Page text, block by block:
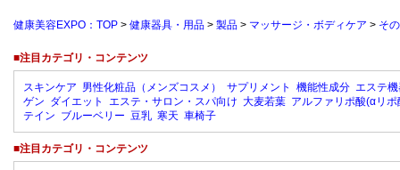
健康美容EXPO：TOP > 健康器具・用品 > 製品 > マッサージ・ボディケア > そ
■注目カテゴリ・コンテンツ
スキンケア 男性化粧品（メンズコスメ） サプリメント 機能性成分 エステ
ゲン ダイエット エステ・サロン・スパ向け 大麦若葉 アルファリポ酸(αリポ
テイン ブルーベリー 豆乳 寒天 車椅子
■注目カテゴリ・コンテンツ